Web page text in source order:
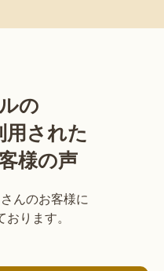
の
用された
様の声
んのお客様に
ります。